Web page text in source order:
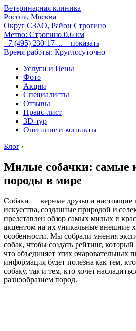
Ветеринарная клиника
Россия, Москва
Округ СЗАО, Район Строгино
Метро: Строгино 0.6 км
+7 (495) 230-17-... – показать
Время работы: Круглосуточно
Услуги и Цены
Фото
Акции
Специалисты
Отзывы
Прайс-лист
3D-тур
Описание и контакты
Блог ›
Милые собачки: самые
породы в мире
Собаки — верные друзья и настоящие
искусства, созданные природой и
представлен обзор самых милых и
акцентом на их уникальные внешние
особенности. Мы собрали мнения
собак, чтобы создать рейтинг,
что объединяет этих очаровательных
информация будет полезна как тем,
собаку, так и тем, кто хочет
разнообразием пород.